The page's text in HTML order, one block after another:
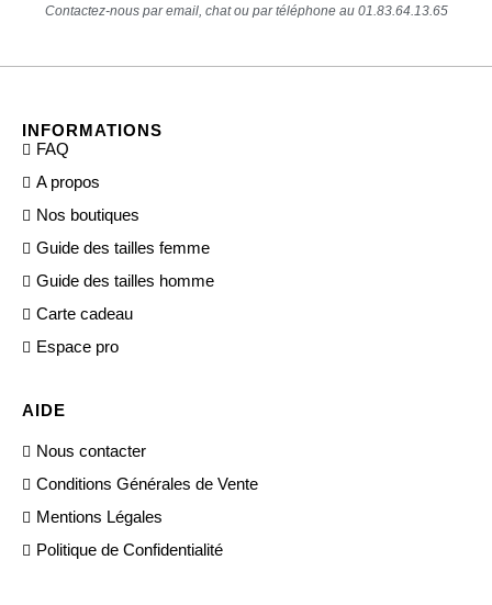
Contactez-nous par email, chat ou par téléphone au 01.83.64.13.65
INFORMATIONS
FAQ
A propos
Nos boutiques
Guide des tailles femme
Guide des tailles homme
Carte cadeau
Espace pro
AIDE
Nous contacter
Conditions Générales de Vente
Mentions Légales
Politique de Confidentialité